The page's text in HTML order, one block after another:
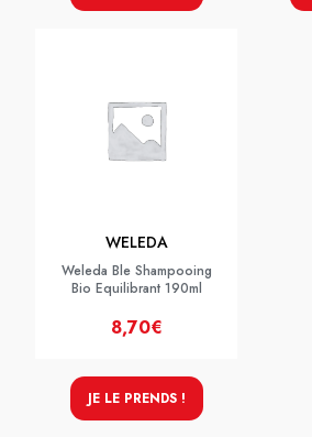
WELEDA
Weleda Ble Shampooing
Bio Equilibrant 190ml
8,70€
JE LE PRENDS !